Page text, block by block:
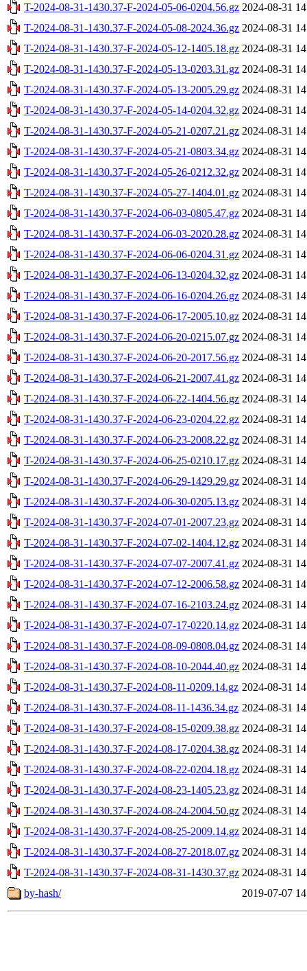
T-2024-08-31-1430.37-F-2024-05-06-0204.56.gz 2024-08-31
T-2024-08-31-1430.37-F-2024-05-08-2024.36.gz 2024-08-31
T-2024-08-31-1430.37-F-2024-05-12-1405.18.gz 2024-08-31
T-2024-08-31-1430.37-F-2024-05-13-0203.31.gz 2024-08-31
T-2024-08-31-1430.37-F-2024-05-13-2005.29.gz 2024-08-31
T-2024-08-31-1430.37-F-2024-05-14-0204.32.gz 2024-08-31
T-2024-08-31-1430.37-F-2024-05-21-0207.21.gz 2024-08-31
T-2024-08-31-1430.37-F-2024-05-21-0803.34.gz 2024-08-31
T-2024-08-31-1430.37-F-2024-05-26-0212.32.gz 2024-08-31
T-2024-08-31-1430.37-F-2024-05-27-1404.01.gz 2024-08-31
T-2024-08-31-1430.37-F-2024-06-03-0805.47.gz 2024-08-31
T-2024-08-31-1430.37-F-2024-06-03-2020.28.gz 2024-08-31
T-2024-08-31-1430.37-F-2024-06-06-0204.31.gz 2024-08-31
T-2024-08-31-1430.37-F-2024-06-13-0204.32.gz 2024-08-31
T-2024-08-31-1430.37-F-2024-06-16-0204.26.gz 2024-08-31
T-2024-08-31-1430.37-F-2024-06-17-2005.10.gz 2024-08-31
T-2024-08-31-1430.37-F-2024-06-20-0215.07.gz 2024-08-31
T-2024-08-31-1430.37-F-2024-06-20-2017.56.gz 2024-08-31
T-2024-08-31-1430.37-F-2024-06-21-2007.41.gz 2024-08-31
T-2024-08-31-1430.37-F-2024-06-22-1404.56.gz 2024-08-31
T-2024-08-31-1430.37-F-2024-06-23-0204.22.gz 2024-08-31
T-2024-08-31-1430.37-F-2024-06-23-2008.22.gz 2024-08-31
T-2024-08-31-1430.37-F-2024-06-25-0210.17.gz 2024-08-31
T-2024-08-31-1430.37-F-2024-06-29-1429.29.gz 2024-08-31
T-2024-08-31-1430.37-F-2024-06-30-0205.13.gz 2024-08-31
T-2024-08-31-1430.37-F-2024-07-01-2007.23.gz 2024-08-31
T-2024-08-31-1430.37-F-2024-07-02-1404.12.gz 2024-08-31
T-2024-08-31-1430.37-F-2024-07-07-2007.41.gz 2024-08-31
T-2024-08-31-1430.37-F-2024-07-12-2006.58.gz 2024-08-31
T-2024-08-31-1430.37-F-2024-07-16-2103.24.gz 2024-08-31
T-2024-08-31-1430.37-F-2024-07-17-0220.14.gz 2024-08-31
T-2024-08-31-1430.37-F-2024-08-09-0808.04.gz 2024-08-31
T-2024-08-31-1430.37-F-2024-08-10-2044.40.gz 2024-08-31
T-2024-08-31-1430.37-F-2024-08-11-0209.14.gz 2024-08-31
T-2024-08-31-1430.37-F-2024-08-11-1436.34.gz 2024-08-31
T-2024-08-31-1430.37-F-2024-08-15-0209.38.gz 2024-08-31
T-2024-08-31-1430.37-F-2024-08-17-0204.38.gz 2024-08-31
T-2024-08-31-1430.37-F-2024-08-22-0204.18.gz 2024-08-31
T-2024-08-31-1430.37-F-2024-08-23-1405.23.gz 2024-08-31
T-2024-08-31-1430.37-F-2024-08-24-2004.50.gz 2024-08-31
T-2024-08-31-1430.37-F-2024-08-25-2009.14.gz 2024-08-31
T-2024-08-31-1430.37-F-2024-08-27-2018.07.gz 2024-08-31
T-2024-08-31-1430.37-F-2024-08-31-1430.37.gz 2024-08-31
by-hash/
2019-07-07